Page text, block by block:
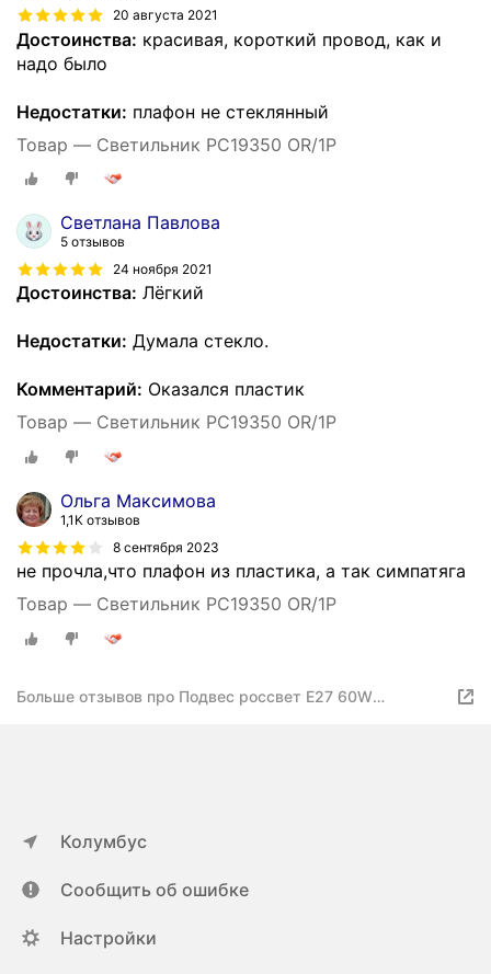
20 августа 2021
Достоинства: красивая, короткий провод, как и
надо было
Недостатки: плафон не стеклянный
Товар — Светильник РС19350 OR/1P
Светлана Павлова
5 отзывов
24 ноября 2021
Достоинства: Лёгкий
Недостатки: Думала стекло.
Комментарий: Оказался пластик
Товар — Светильник РС19350 OR/1P
Ольга Максимова
1,1K отзывов
8 сентября 2023
не прочла,что плафон из пластика, а так симпатяга
Товар — Светильник РС19350 OR/1P
Больше отзывов про Подвес россвет Е27 60W
Колумбус
Сообщить об ошибке
Настройки